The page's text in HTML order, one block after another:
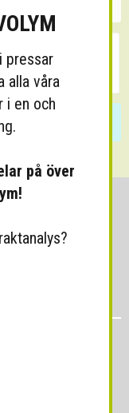
pressar
alla våra
i en och
på över